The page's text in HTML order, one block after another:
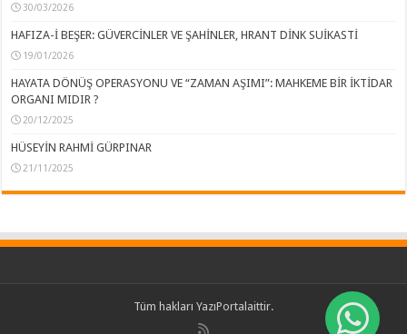
30/03/2026
HAFIZA-İ BEŞER: GÜVERCİNLER VE ŞAHİNLER, HRANT DİNK SUİKASTİ
19/01/2026
HAYATA DÖNÜŞ OPERASYONU VE “ZAMAN AŞIMI”: MAHKEME BİR İKTİDAR
ORGANI MIDIR ?
20/12/2025
HÜSEYİN RAHMİ GÜRPINAR
21/11/2025
Tüm hakları YazıPortal aittir.